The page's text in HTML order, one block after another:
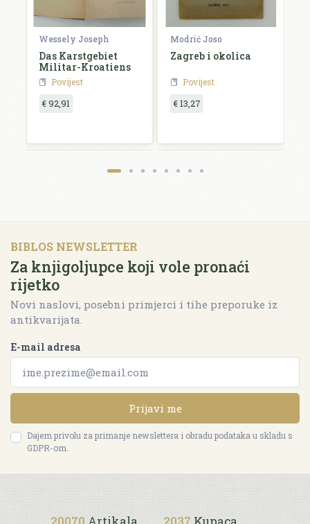
Wessely Joseph
Das Karstgebiet
Militar-Kroatiens
Povijest
€ 92,91
Modrić Joso
Zagreb i okolica
Povijest
€ 13,27
BIBLOS NEWSLETTER
Za knjigoljupce koji vole pronaći
rijetko
Novi naslovi, posebni primjerci i tihe preporuke iz
antikvarijata.
E-mail adresa
Prijavi me
Dajem privolu za primanje newslettera i obradu podataka u skladu s
GDPR-om.